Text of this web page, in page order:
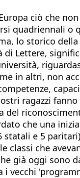
ciò che
quadriennali
lo storico
Lettere,
in altri, non
ragazzi
che una
statali e 5
che
già oggi
vecchi